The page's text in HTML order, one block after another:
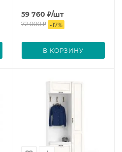
59 760 ₽/шт
72 000₽ -17%
В КОРЗИНУ